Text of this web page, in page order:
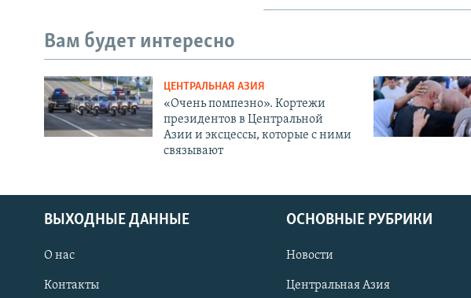
Вам будет интересно
ЦЕНТРАЛЬНАЯ АЗИЯ
«Очень помпезно». Кортежи
президентов в Центральной
Азии и эксцессы, которые с ними
связывают
ВЫХОДНЫЕ ДАННЫЕ
О нас
Контакты
ОСНОВНЫЕ РУБРИКИ
Новости
Центральная Азия